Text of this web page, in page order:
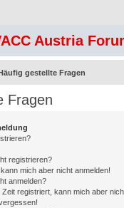
Austria
gestellte Fragen
Fragen
registrieren?
mich aber nicht anmelden!
anmelden?
registriert, kann mich aber